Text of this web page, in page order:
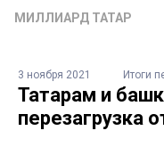
МИЛЛИАРД ТАТАР
3 ноября 2021 Итоги
Татарам и
перезагрузка